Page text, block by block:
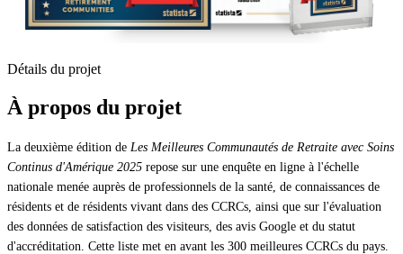
Détails du projet
À propos du projet
La deuxième édition de Les Meilleures Communautés de Retraite avec Soins
Continus d'Amérique 2025 repose sur une enquête en ligne à l'échelle
nationale menée auprès de professionnels de la santé, de connaissances de
résidents et de résidents vivant dans des CCRCs, ainsi que sur l'évaluation
des données de satisfaction des visiteurs, des avis Google et du statut
d'accréditation. Cette liste met en avant les 300 meilleures CCRCs du pays.